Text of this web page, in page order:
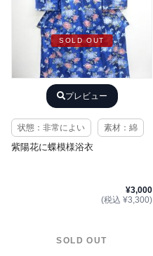
SOLD OUT
プレビュー
状態：非常によい 素材：綿
紫陽花に蝶模様浴衣
¥3,000
(税込 ¥3,300)
SOLD OUT